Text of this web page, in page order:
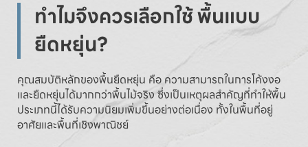
ทำไมจึงควรเลือกใช้ พื้นแบบ
ยืดหยุ่น?
คุณสมบัติหลักของพื้นยืดหยุ่น คือ ความสามารถในการโค้งงอ
และยืดหยุ่นได้มากกว่าพื้นไม้จริง ซึ่งเป็นเหตุผลสำคัญที่ทำให้พื้น
ประเภทนี้ได้รับความนิยมเพิ่มขึ้นอย่างต่อเนื่อง ทั้งในพื้นที่อยู่
อาศัยและพื้นที่เชิงพาณิชย์